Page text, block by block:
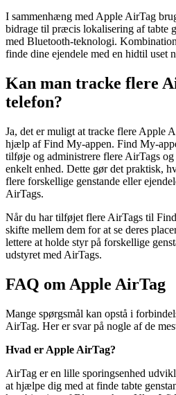
I sammenhæng med Apple AirTag
bidrage til præcis lokalisering af tabte
med Bluetooth-teknologi.
finde dine ejendele med en hidtil uset
Kan man tracke flere
telefon?
Ja, det er muligt at tracke flere Apple
hjælp af Find My-appen. Find My-
tilføje og administrere flere AirTags og
enkelt enhed. Dette gør det praktisk,
flere forskellige genstande eller
AirTags.
Når du har tilføjet flere AirTags til
skifte mellem dem for at se deres
lettere at holde styr på forskellige
udstyret med AirTags.
FAQ om Apple AirTag
Mange spørgsmål kan opstå i
AirTag. Her er svar på nogle af de
Hvad er Apple AirTag?
AirTag er en lille sporingsenhed
at hjælpe dig med at finde tabte